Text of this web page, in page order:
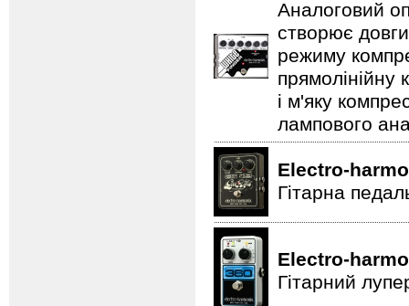
Аналоговий
створює
режиму
прямолінійну
і м'яку
лампового
Electro-
Гітарна
Electro-
Гітарний